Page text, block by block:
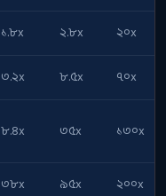
১.৮x ২.৮x ২০x
৩.২x ৮.৫x ৭০x
৮.৪x ৩৫x ১৩০x
৩৮x ৯৫x ২০০x